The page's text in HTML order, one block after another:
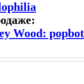
Wood: